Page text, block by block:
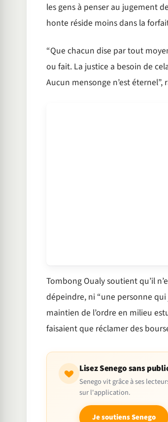
les gens à penser au jugement
honte réside moins dans la
“Que chacun dise par tout
ou fait. La justice a besoin de
Aucun mensonge n’est
Tombong Oualy soutient qu’il
dépeindre, ni “une personne
maintien de l’ordre en milieu
faisaient que réclamer des
Lisez Senego sans
Senego vit grâce à ses
sur l'application.
Je soutiens Senego